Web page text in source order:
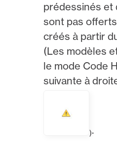
prédessinés et
sont pas
créés à partir
(Les modèles
le mode Code
suivante à
).